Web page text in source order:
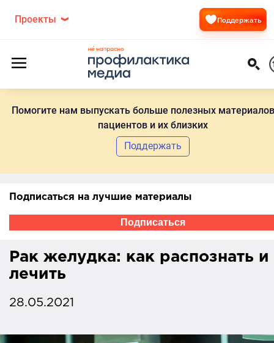
Помогите нам выпускать больше полезных
пациентов и их близких
Поддержать
Проекты Поддержать
Подписаться на лучшие материалы
Подписаться
Рак желудка: как распознать и
лечить
28.05.2021